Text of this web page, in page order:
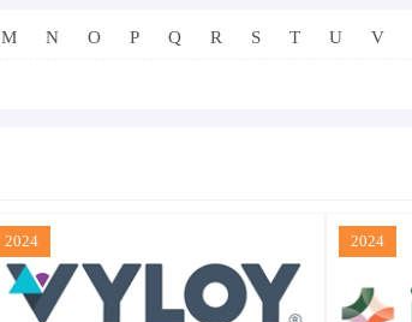
M N O P Q R S T U V
2024 2024